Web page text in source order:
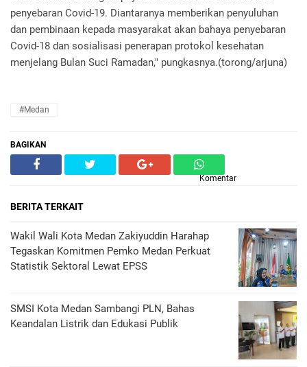
penyebaran Covid-19. Diantaranya memberikan penyuluhan
dan pembinaan kepada masyarakat akan bahaya penyebaran
Covid-18 dan sosialisasi penerapan protokol kesehatan
menjelang Bulan Suci Ramadan," pungkasnya.(torong/arjuna)
#Medan
BAGIKAN
Komentar
BERITA TERKAIT
Wakil Wali Kota Medan Zakiyuddin Harahap
Tegaskan Komitmen Pemko Medan Perkuat
Statistik Sektoral Lewat EPSS
SMSI Kota Medan Sambangi PLN, Bahas
Keandalan Listrik dan Edukasi Publik